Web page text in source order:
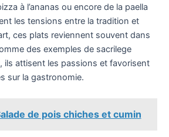
à l’ananas ou encore de la paella
les tensions entre la tradition et
ces plats reviennent souvent dans
des exemples de sacrilege
ils attisent les passions et favorisent
sur la gastronomie.
de pois chiches et cumin